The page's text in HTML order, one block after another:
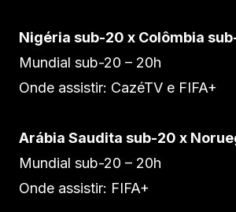
Nigéria sub-20 x Colômbia
Mundial sub-20 – 20h
Onde assistir: CazéTV e FIFA+
Arábia Saudita sub-20 x
Mundial sub-20 – 20h
Onde assistir: FIFA+